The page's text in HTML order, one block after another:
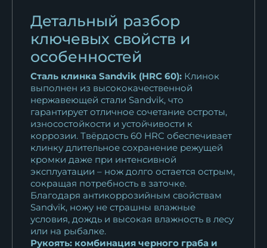
Нож Вепрь сталь M390
черный граб...
28 054₽
Нож Вепрь дамаск торцевой
рукоять...
208 643₽
Нож Вепрь дамаск рукоять
карельская...
11 625₽
Нож Вепрь КН-01 рукоять
черный граб...
30 512₽
Нож Вепрь Х12МФ с никелем
Детальный разбор
ключевых свойств и
особенностей
Сталь клинка Sandvik (HRC 60): Клинок
выполнен из высококачественной
нержавеющей стали Sandvik, что
гарантирует отличное сочетание остроты,
износостойкости и устойчивости к
коррозии. Твёрдость 60 HRC обеспечивает
клинку длительное сохранение режущей
кромки даже при интенсивной
эксплуатации – нож долго остается острым,
сокращая потребность в заточке.
Благодаря антикоррозийным свойствам
Sandvik, ножу не страшны влажные
условия, дождь и высокая влажность в лесу
или на рыбалке.
Рукоять: комбинация черного граба и